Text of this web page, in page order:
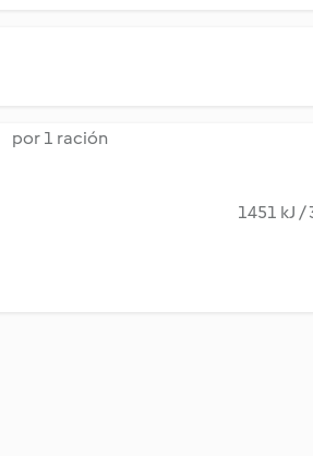
por 1 ración
1451 kJ /